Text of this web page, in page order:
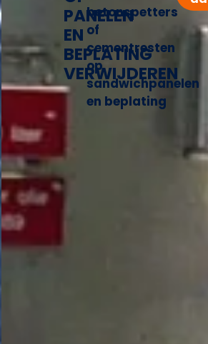
PANELEN
EN
BEPLATING
VERWIJDEREN
betonspetters
of
cementresten
op
sandwichpanelen
en beplating